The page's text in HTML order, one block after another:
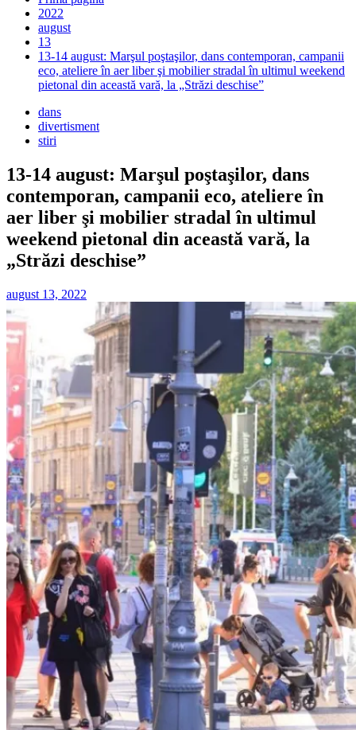
2022
august
13
13-14 august: Marşul poştaşilor, dans contemporan, campanii
eco, ateliere în aer liber şi mobilier stradal în ultimul weekend
pietonal din această vară, la „Străzi deschise”
dans
divertisment
stiri
13-14 august: Marşul poştaşilor, dans
contemporan, campanii eco, ateliere în
aer liber şi mobilier stradal în ultimul
weekend pietonal din această vară, la
„Străzi deschise”
august 13, 2022